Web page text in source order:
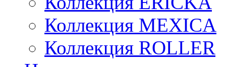
Коллекция MEXICA
Коллекция ROLLER